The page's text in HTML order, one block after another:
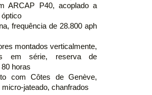
ARCAP P40, acoplado a
frequência de 28.800 aph
montados verticalmente,
em série, reserva de
horas
com Côtes de Genève,
micro-jateado, chanfrados